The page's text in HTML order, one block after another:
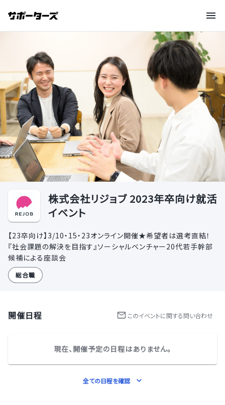
株式会社リジョブ 2023年卒向け就活
イベント
【23卒向け】3/10・15・23オンライン開催★希望者は選考直結！
『社会課題の解決を目指す』ソーシャルベンチャー20代若手幹部
候補による座談会
総合職
開催日程 このイベントに関する問い合わせ
現在、開催予定の日程はありません。
全ての日程を確認